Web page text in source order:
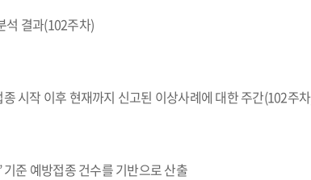
석 결과(102주차)
시작 이후 현재까지 신고된 이상사례에 대한 주간(102주
기준 예방접종 건수를 기반으로 산출